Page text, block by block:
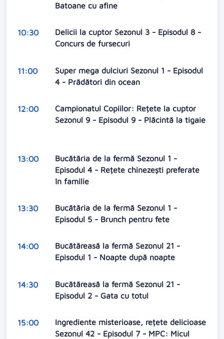
Batoane cu afine
10:30
Delicii la cuptor Sezonul 3 - Episodul 8 -
Concurs de fursecuri
11:00
Super mega dulciuri Sezonul 1 - Episodul
4 - Prădători din ocean
12:00
Campionatul Copiilor: Rețete la cuptor
Sezonul 9 - Episodul 9 - Plăcintă la tigaie
13:00
Bucătăria de la fermă Sezonul 1 -
Episodul 4 - Rețete chinezești preferate
în familie
13:30
Bucătăria de la fermă Sezonul 1 -
Episodul 5 - Brunch pentru fete
14:00
Bucătăreasă la fermă Sezonul 21 -
Episodul 1 - Noapte după noapte
14:30
Bucătăreasă la fermă Sezonul 21 -
Episodul 2 - Gata cu totul
15:00
Ingrediente misterioase, rețete delicioase
Sezonul 42 - Episodul 7 - MPC: Micul